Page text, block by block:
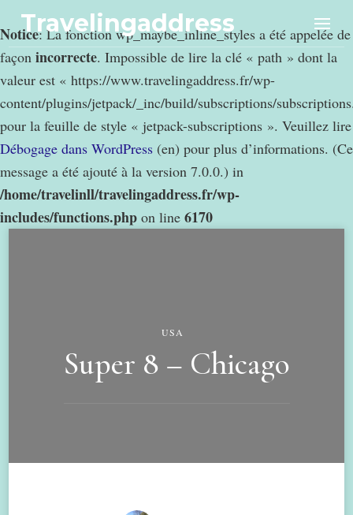
Notice: La fonction wp_maybe_inline_styles a été appelée de
façon incorrecte. Impossible de lire la clé « path » dont la
valeur est « https://www.travelingaddress.fr/wp-
content/plugins/jetpack/_inc/build/subscriptions/
pour la feuille de style « jetpack-subscriptions ». Veuillez lire
Débogage dans WordPress (en) pour plus d’informations. (Ce
message a été ajouté à la version 7.0.0.) in
/home/travelinll/travelingaddress.fr/wp-
includes/functions.php on line 6170
Travelingaddress
USA
Super 8 – Chicago